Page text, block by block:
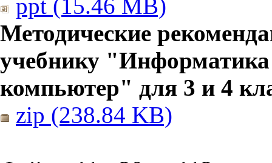
ppt (15.46 MB)
Методические
учебнику
компьютер" для 3 и 4
zip (238.84 KB)